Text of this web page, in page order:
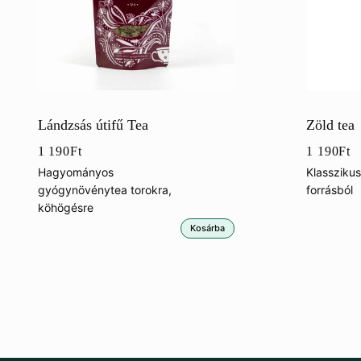
Lándzsás útifű Tea
1 190Ft
Hagyományos
gyógynövénytea torokra,
köhögésre
Kosárba
Zöld tea
1 190Ft
forrásból